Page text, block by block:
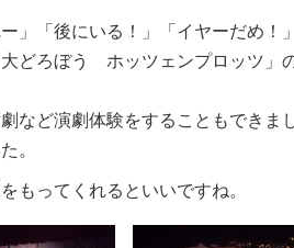
」「後にいる！」「イヤーだめ！
どろぼう ホッツェンプロッツ」
など演劇体験をすることもできま
。
もってくれるといいですね。